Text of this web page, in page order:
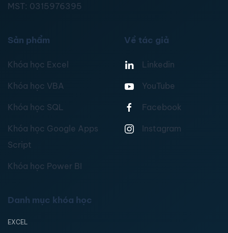
MST: 0315976395
Sản phẩm
Khóa học Excel
Khóa học VBA
Khóa học SQL
Khóa học Google Apps
Script
Khóa học Power BI
Về tác giả
Linkedin
YouTube
Facebook
Instagram
Danh mục khóa học
EXCEL